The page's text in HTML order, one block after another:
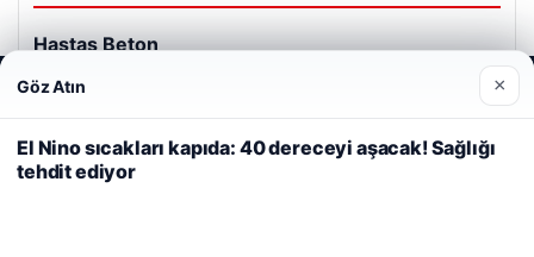
Hastaş Beton
Web sitemizi nasıl kullandığınızı daha iyi anlayabilmek,
deneyiminizi kişiselleştirmek ve geliştirmek amacıyla çerezler
kullanıyoruz. Çerez Politikamız
Reddet
Göz Atın ×
El Nino sıcakları kapıda: 40 dereceyi aşacak! Sağlığı
tehdit ediyor